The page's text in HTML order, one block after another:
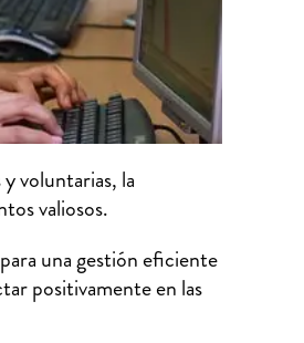
voluntarias, la
valiosos.
una gestión eficiente
positivamente en las